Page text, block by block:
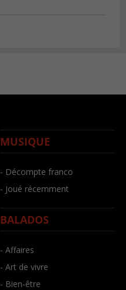
MUSIQUE
- Décompte franco
- Joué récemment
BALADOS
- Affaires
- Art de vivre
- Bien-être